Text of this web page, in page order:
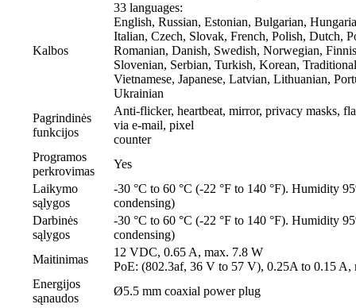
Kalbos
33 languages:
English, Russian, Estonian, Bulgarian,
Italian, Czech, Slovak, French, Polish, Dutch,
Romanian, Danish, Swedish, Norwegian,
Slovenian, Serbian, Turkish, Korean,
Vietnamese, Japanese, Latvian, Lithuanian,
Ukrainian
Pagrindinės
funkcijos
Anti-flicker, heartbeat, mirror, privacy masks,
via e-mail, pixel
counter
Programos
perkrovimas
Yes
Laikymo
sąlygos
-30 °C to 60 °C (-22 °F to 140 °F). Humidity
condensing)
Darbinės
sąlygos
-30 °C to 60 °C (-22 °F to 140 °F). Humidity
condensing)
Maitinimas
12 VDC, 0.65 A, max. 7.8 W
PoE: (802.3af, 36 V to 57 V), 0.25A to 0.15 A,
Energijos
sąnaudos
Ø5.5 mm coaxial power plug